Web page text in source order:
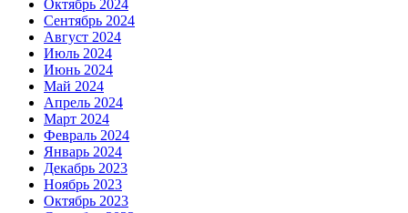
Октябрь 2024
Сентябрь 2024
Август 2024
Июль 2024
Июнь 2024
Май 2024
Апрель 2024
Март 2024
Февраль 2024
Январь 2024
Декабрь 2023
Ноябрь 2023
Октябрь 2023